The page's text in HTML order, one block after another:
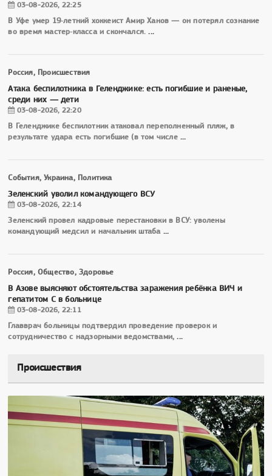
03-08-2026, 22:25
В Уфе умер 19‑летний хоккеист Амир Ханов — он потерял сознание
во время мастер‑класса и скончался....
Россия, Происшествия
Атака беспилотника в Геленджике: есть погибшие и раненые,
среди них — дети
03-08-2026, 22:20
В Геленджике беспилотник атаковал переполненный пляж, в
результате удара есть погибшие (в том числе...
События, Украина, Политика
Зеленский уволил командующего ВСУ
03-08-2026, 22:14
Зеленский провел кадровые перестановки в ВСУ: уволены
командующий медсил и начальник штаба ...
Россия, Общество, Здоровье
В Азове выясняют обстоятельства заражения ребёнка ВИЧ и
гепатитом С в больнице
03-08-2026, 22:11
Главврач больницы подтвердил проведение проверок и
сотрудничество с надзорными ведомствами,...
Происшествия